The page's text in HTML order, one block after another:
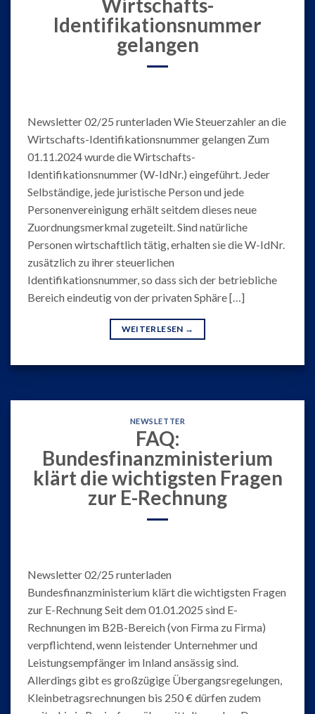
Wirtschafts-
Identifikationsnummer
gelangen
Newsletter 02/25 runterladen Wie Steuerzahler an die
Wirtschafts-Identifikationsnummer gelangen Zum
01.11.2024 wurde die Wirtschafts-
Identifikationsnummer (W-IdNr.) eingeführt. Jeder
Selbständige, jede juristische Person und jede
Personenvereinigung erhält seitdem dieses neue
Zuordnungsmerkmal zugeteilt. Sind natürliche
Personen wirtschaftlich tätig, erhalten sie die W-IdNr.
zusätzlich zu ihrer steuerlichen
Identifikationsnummer, so dass sich der betriebliche
Bereich eindeutig von der privaten Sphäre […]
WEITERLESEN →
NEWSLETTER
FAQ:
Bundesfinanzministerium
klärt die wichtigsten Fragen
zur E-Rechnung
Newsletter 02/25 runterladen
Bundesfinanzministerium klärt die wichtigsten Fragen
zur E-Rechnung Seit dem 01.01.2025 sind E-
Rechnungen im B2B-Bereich (von Firma zu Firma)
verpflichtend, wenn leistender Unternehmer und
Leistungsempfänger im Inland ansässig sind.
Allerdings gibt es großzügige Übergangsregelungen,
Kleinbetragsrechnungen bis 250 € dürfen zudem